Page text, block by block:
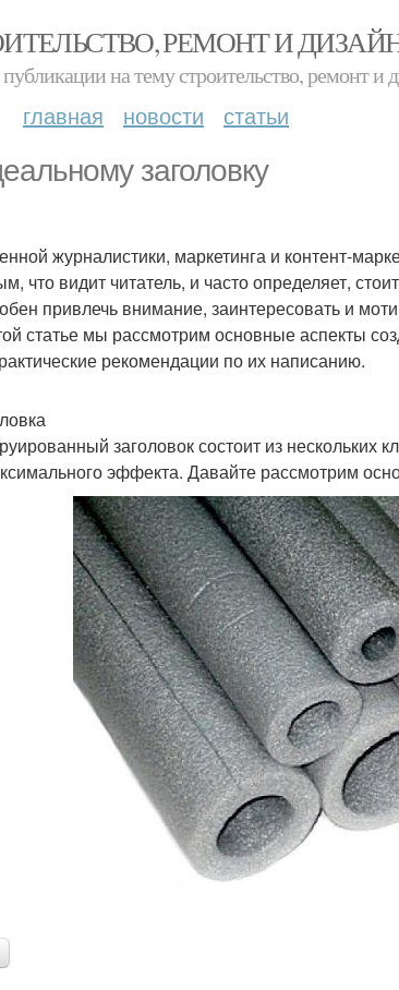
РЕМОНТ И
на тему строительство, ремонт и
главная новости статьи
заголовку
журналистики, маркетинга и контент-
что видит читатель, и часто определяет,
привлечь внимание, заинтересовать и
статье мы рассмотрим основные аспекты
рекомендации по их написанию.
заголовок состоит из нескольких
эффекта. Давайте рассмотрим